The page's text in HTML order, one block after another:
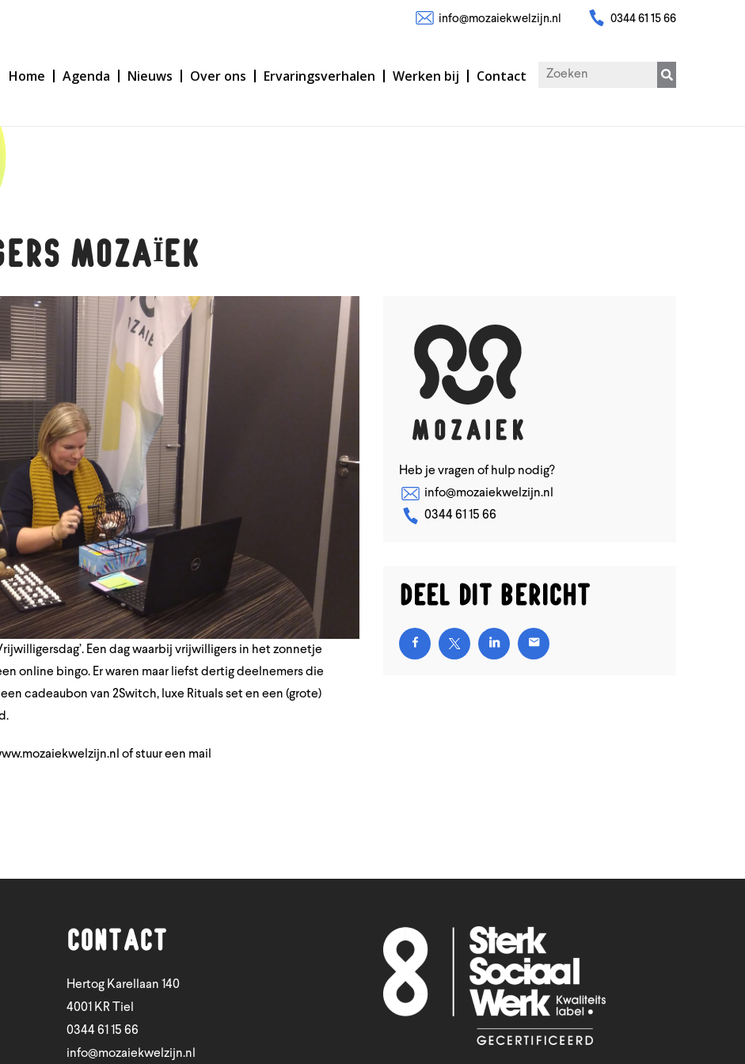
info@mozaiekwelzijn.nl 0344 61 15 66
Home Agenda Nieuws Over ons Ervaringsverhalen Werken bij Contact
MOZAÏEK
Een dag waarbij vrijwilligers in het zonnetje
online bingo. Er waren maar liefst dertig deelnemers die
cadeaubon van 2Switch, luxe Rituals set en een (grote)
of stuur een mail
Heb je vragen of hulp nodig?
info@mozaiekwelzijn.nl
0344 61 15 66
Deel dit bericht
Contact
Hertog Karellaan 140
4001 KR Tiel
0344 61 15 66
info@mozaiekwelzijn.nl